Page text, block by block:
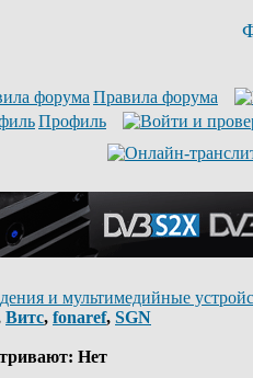
Правила форума
Профиль
и мультимедийные
Витс, fonaref, SGN
Нет